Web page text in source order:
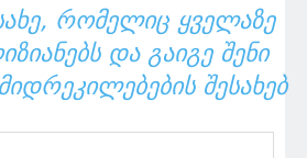
ᲠᲝᲛᲔᲚᲘᲪ ᲧᲕᲔᲚᲐᲖᲔ
ᲓᲐ ᲒᲐᲘᲒᲔ ᲨᲔᲜᲘ
ᲨᲔᲡᲐᲮᲔᲑ